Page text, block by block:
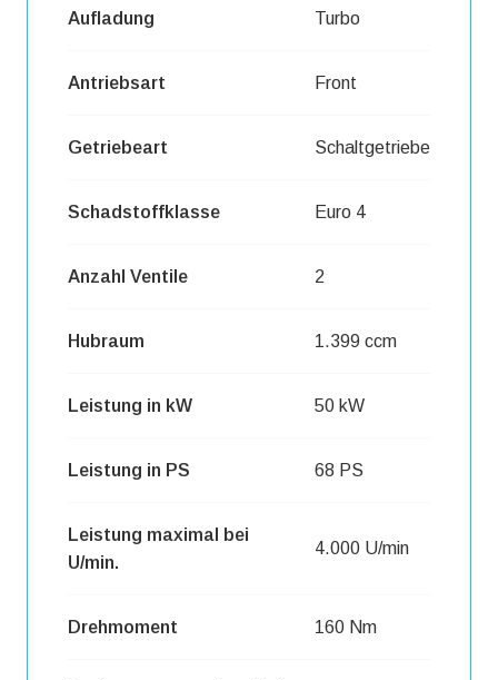
Aufladung Turbo
Antriebsart Front
Getriebeart Schaltgetriebe
Schadstoffklasse Euro 4
Anzahl Ventile 2
Hubraum 1.399 ccm
Leistung in kW 50 kW
Leistung in PS 68 PS
Leistung maximal bei
U/min.
4.000 U/min
Drehmoment 160 Nm